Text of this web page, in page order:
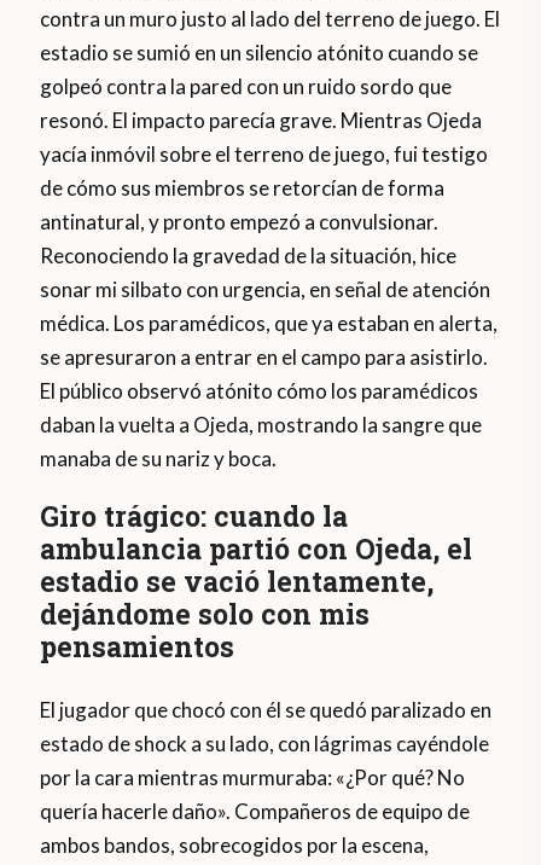
contra un muro justo al lado del terreno de juego. El
estadio se sumió en un silencio atónito cuando se
golpeó contra la pared con un ruido sordo que
resonó. El impacto parecía grave. Mientras Ojeda
yacía inmóvil sobre el terreno de juego, fui testigo
de cómo sus miembros se retorcían de forma
antinatural, y pronto empezó a convulsionar.
Reconociendo la gravedad de la situación, hice
sonar mi silbato con urgencia, en señal de atención
médica. Los paramédicos, que ya estaban en alerta,
se apresuraron a entrar en el campo para asistirlo.
El público observó atónito cómo los paramédicos
daban la vuelta a Ojeda, mostrando la sangre que
manaba de su nariz y boca.
Giro trágico: cuando la
ambulancia partió con Ojeda, el
estadio se vació lentamente,
dejándome solo con mis
pensamientos
El jugador que chocó con él se quedó paralizado en
estado de shock a su lado, con lágrimas cayéndole
por la cara mientras murmuraba: «¿Por qué? No
quería hacerle daño». Compañeros de equipo de
ambos bandos, sobrecogidos por la escena,